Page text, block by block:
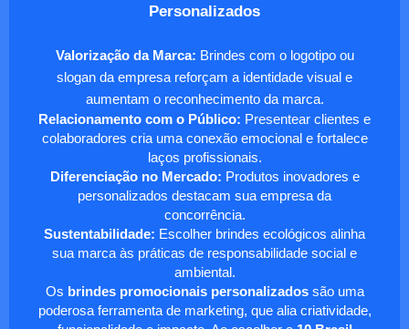
Personalizados
Valorização da Marca: Brindes com o logotipo ou
slogan da empresa reforçam a identidade visual e
aumentam o reconhecimento da marca.
Relacionamento com o Público: Presentear clientes e
colaboradores cria uma conexão emocional e fortalece
laços profissionais.
Diferenciação no Mercado: Produtos inovadores e
personalizados destacam sua empresa da
concorrência.
Sustentabilidade: Escolher brindes ecológicos alinha
sua marca às práticas de responsabilidade social e
ambiental.
Os brindes promocionais personalizadossão uma
poderosa ferramenta de marketing, que alia criatividade,